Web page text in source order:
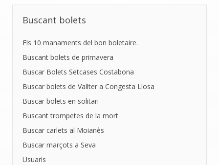
Buscant bolets
Els 10 manaments del bon boletaire.
Buscant bolets de primavera
Buscar Bolets Setcases Costabona
Buscar bolets de Vallter a Congesta Llosa
Buscar bolets en solitari
Buscant trompetes de la mort
Buscar carlets al Moianès
Buscar marçots a Seva
Usuaris